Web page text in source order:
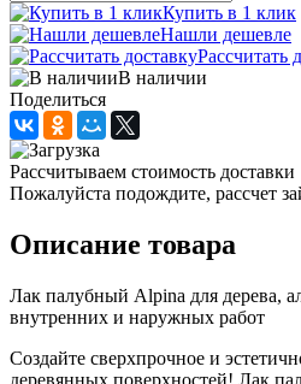
Купить в 1 клик
Нашли дешевле
Рассчитать
В наличии
Поделиться
Рассчитываем стоимость доставки
Пожалуйста подождите, рассчет
Описание товара
Лак палубный Alpina для дерева,
внутренних и наружных работ
Создайте сверхпрочное и
деревянных поверхностей! Лак